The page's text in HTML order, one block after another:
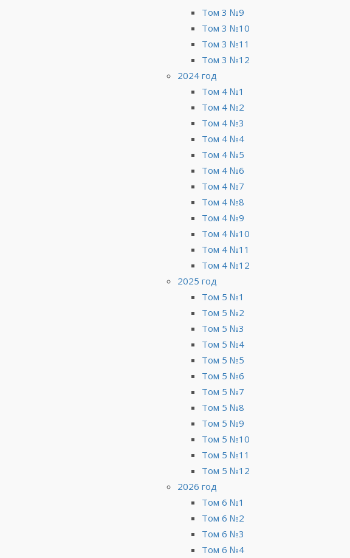
Том 3 №9
Том 3 №10
Том 3 №11
Том 3 №12
2024 год
Том 4 №1
Том 4 №2
Том 4 №3
Том 4 №4
Том 4 №5
Том 4 №6
Том 4 №7
Том 4 №8
Том 4 №9
Том 4 №10
Том 4 №11
Том 4 №12
2025 год
Том 5 №1
Том 5 №2
Том 5 №3
Том 5 №4
Том 5 №5
Том 5 №6
Том 5 №7
Том 5 №8
Том 5 №9
Том 5 №10
Том 5 №11
Том 5 №12
2026 год
Том 6 №1
Том 6 №2
Том 6 №3
Том 6 №4